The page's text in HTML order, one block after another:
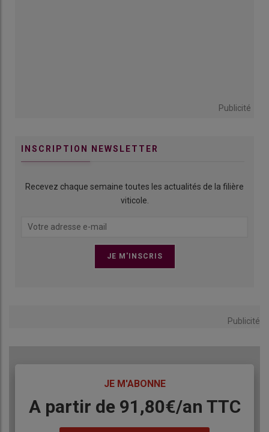
Publicité
INSCRIPTION NEWSLETTER
Recevez chaque semaine toutes les actualités de la filière
viticole.
Publicité
JE M'ABONNE
Body
A partir de 91,80€/an​ TTC